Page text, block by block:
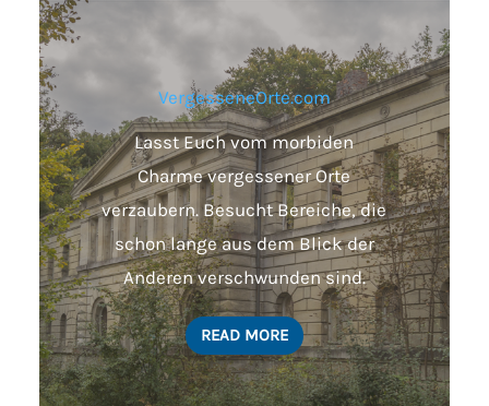
VergesseneOrte.com
Lasst Euch vom morbiden
Charme vergessener Orte
verzaubern. Besucht Bereiche, die
schon lange aus dem Blick der
Anderen verschwunden sind.
READ MORE